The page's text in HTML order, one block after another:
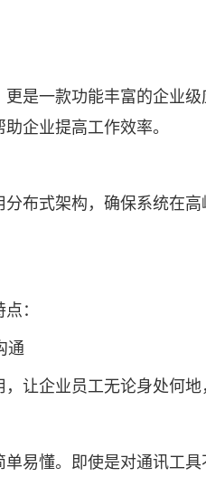
是一款功能丰富的企业
企业提高工作效率。
布式架构，确保系统在
：
通
让企业员工无论身处何地
易懂。即使是对通讯工具